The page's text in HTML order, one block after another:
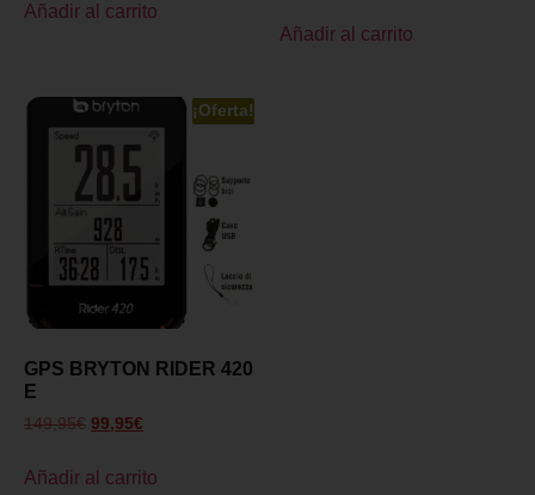
Añadir al carrito
Añadir al carrito
¡Oferta!
GPS BRYTON RIDER 420
E
149,95€ 99,95€
Añadir al carrito